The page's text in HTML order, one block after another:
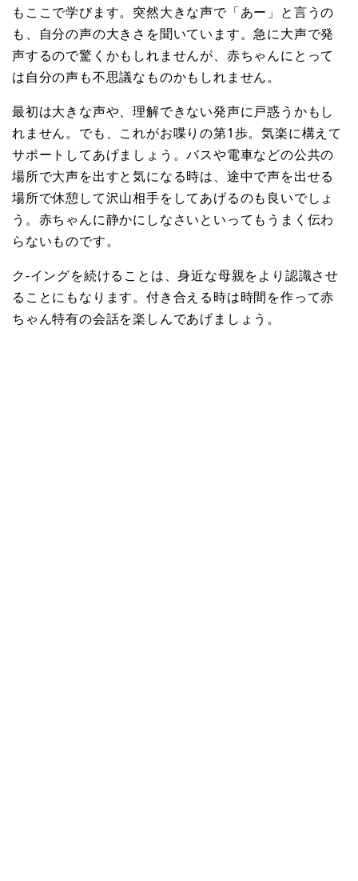
もここで学びます。突然大きな声で「あー」と言うの
も、自分の声の大きさを聞いています。急に大声で発
声するので驚くかもしれませんが、赤ちゃんにとって
は自分の声も不思議なものかもしれません。
最初は大きな声や、理解できない発声に戸惑うかもし
れません。でも、これがお喋りの第1歩。気楽に構えて
サポートしてあげましょう。バスや電車などの公共の
場所で大声を出すと気になる時は、途中で声を出せる
場所で休憩して沢山相手をしてあげるのも良いでしょ
う。赤ちゃんに静かにしなさいといってもうまく伝わ
らないものです。
ク-イングを続けることは、身近な母親をより認識させ
ることにもなります。付き合える時は時間を作って赤
ちゃん特有の会話を楽しんであげましょう。